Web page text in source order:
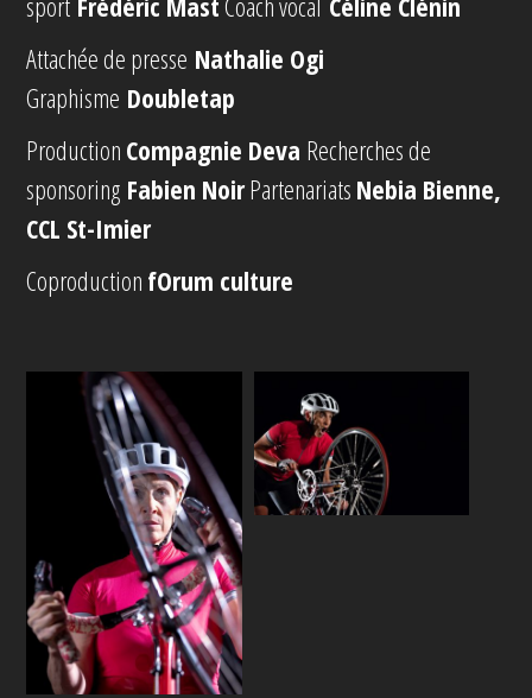
Attachée de presse Nathalie Ogi
Graphisme Doubletap
Production Compagnie Deva Recherches de
sponsoring Fabien NoirPartenariats Nebia Bienne,
CCL St-Imier
Coproduction fOrum culture